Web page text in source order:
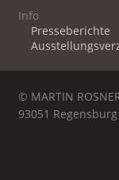
Info
Presseberichte
© MARTIN
93051